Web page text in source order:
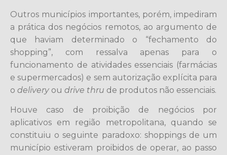
Outros municípios importantes, porém, impediram
a prática dos negócios remotos, ao argumento de
que haviam determinado o “fechamento do
shopping”, com ressalva apenas para o
funcionamento de atividades essenciais (farmácias
e supermercados) e sem autorização explícita para
o delivery ou drive thru de produtos não essenciais.
Houve caso de proibição de negócios por
aplicativos em região metropolitana, quando se
constituiu o seguinte paradoxo: shoppings de um
município estiveram proibidos de operar, ao passo